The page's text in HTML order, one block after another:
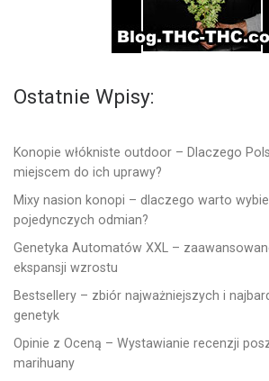
Ostatnie Wpisy:
Konopie włókniste outdoor – Dlaczego
miejscem do ich uprawy?
Mixy nasion konopi – dlaczego warto
pojedynczych odmian?
Genetyka Automatów XXL –
ekspansji wzrostu
Bestsellery – zbiór najważniejszych i
genetyk
Opinie z Oceną – Wystawianie recenzji
marihuany